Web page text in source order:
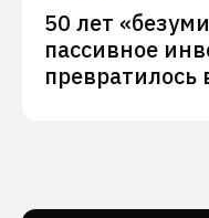
50 лет
пассивное
превратилось